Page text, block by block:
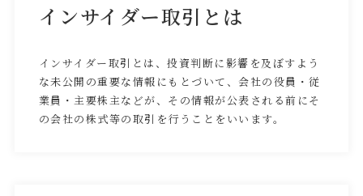
インサイダー取引とは
インサイダー取引とは、投資判断に影響を及ぼすよう
な未公開の重要な情報にもとづいて、会社の役員・従
業員・主要株主などが、その情報が公表される前にそ
の会社の株式等の取引を行うことをいいます。